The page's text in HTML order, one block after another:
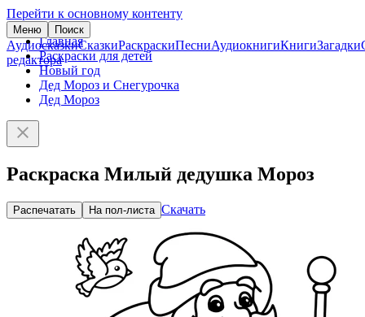
Перейти к основному контенту
Меню Поиск
АудиосказкиСказкиРаскраскиПесниАудиокнигиКнигиЗагадки
редактора
Главная
Раскраски для детей
Новый год
Дед Мороз и Снегурочка
Дед Мороз
Раскраска Милый дедушка Мороз
Распечатать На пол-листа Скачать